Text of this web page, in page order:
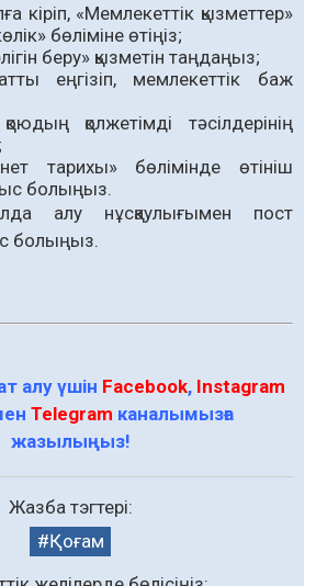
кіріп, «Мемлекеттік қызметтер»
бөліміне өтіңіз;
беру» қызметін таңдаңыз;
еңгізіп, мемлекеттік баж
қолжетімді тәсілдерінің
тарихы» бөлімінде өтініш
болыңыз.
алу нұсқаулығымен пост
болыңыз.
алу үшін Facebook, Instagram
Telegram каналымызға
жазылыңыз!
Жазба тэгтері:
Қоғам